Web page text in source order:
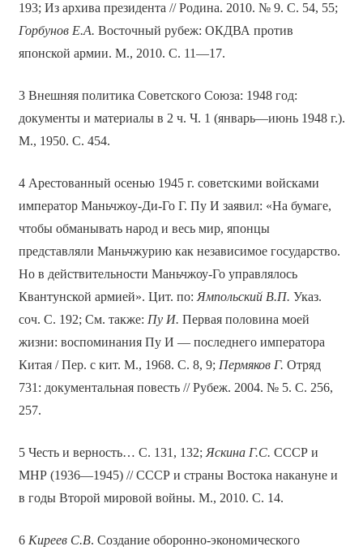
193; Из архива президента // Родина. 2010. № 9. С. 54, 55;
Горбунов Е.А. Восточный рубеж: ОКДВА против
японской армии. М., 2010. С. 11—17.
3 Внешняя политика Советского Союза: 1948 год:
документы и материалы в 2 ч. Ч. 1 (январь—июнь 1948 г.).
М., 1950. С. 454.
4 Арестованный осенью 1945 г. советскими войсками
император Маньчжоу-Ди-Го Г. Пу И заявил: «На бумаге,
чтобы обманывать народ и весь мир, японцы
представляли Маньчжурию как независимое государство.
Но в действительности Маньчжоу-Го управлялось
Квантунской армией». Цит. по: Ямпольский В.П. Указ.
соч. С. 192; См. также: Пу И. Первая половина моей
жизни: воспоминания Пу И — последнего императора
Китая / Пер. с кит. М., 1968. С. 8, 9; Пермяков Г. Отряд
731: документальная повесть // Рубеж. 2004. № 5. С. 256,
257.
5 Честь и верность… С. 131, 132; Яскина Г.С. СССР и
МНР (1936—1945) // СССР и страны Востока накануне и
в годы Второй мировой войны. М., 2010. С. 14.
6 Киреев С.В. Создание оборонно-экономического